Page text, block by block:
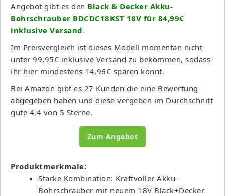
Angebot gibt es den Black & Decker Akku-
Bohrschrauber BDCDC18KST 18V für 84,99€
inklusive Versand.
Im Preisvergleich ist dieses Modell momentan nicht
unter 99,95€ inklusive Versand zu bekommen, sodass
ihr hier mindestens 14,96€ sparen könnt.
Bei Amazon gibt es 27 Kunden die eine Bewertung
abgegeben haben und diese vergeben im Durchschnitt
gute 4,4 von 5 Sterne.
Zum Angebot
Produktmerkmale:
Starke Kombination: Kraftvoller Akku-
Bohrschrauber mit neuem 18V Black+Decker